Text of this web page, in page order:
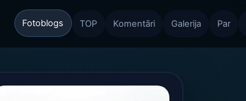
Fotoblogs TOP Komentāri Galerija Par